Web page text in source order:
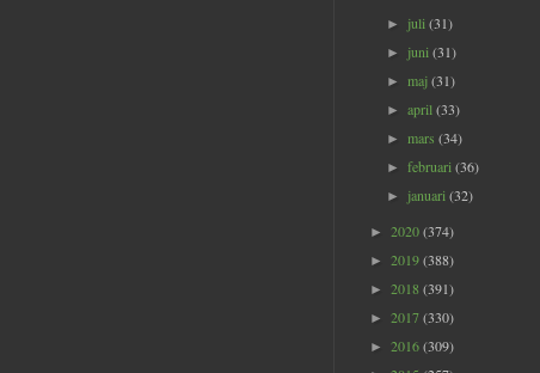
► juli(31)
► juni(31)
►maj(31)
►april(33)
►mars(34)
►februari(36)
► januari(32)
► 2020(374)
► 2019(388)
► 2018 (391)
► 2017(330)
► 2016(309)